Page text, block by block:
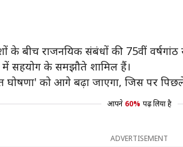
के बीच राजनयिक संबंधों की 75वीं
में सहयोग के समझौते शामिल हैं।
को आगे बढ़ा जाएगा, जिस पर पिछले
आपने 60% पढ़ लिया है
ADVERTISEMENT